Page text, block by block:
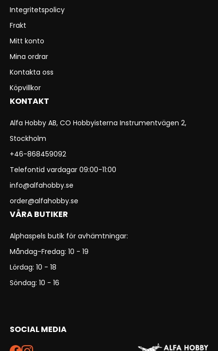
Integritetspolicy
Frakt
Mitt konto
Mina ordrar
Kontakta oss
Köpvillkor
KONTAKT
Alfa Hobby AB, CO Hobbyisterna Instrumentvägen 2,
Stockholm
+46-868459092
Telefontid vardagar 09:00-11:00
info@alfahobby.se
order@alfahobby.se
VÅRA BUTIKER
Alphaspels butik för avhämtningar:
Måndag-Fredag: 10 - 19
Lördag: 10 - 18
Söndag: 10 - 16
SOCIAL MEDIA